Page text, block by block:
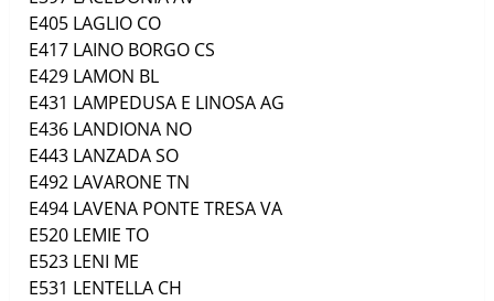
E405 LAGLIO CO
E417 LAINO BORGO CS
E429 LAMON BL
E431 LAMPEDUSA E LINOSAAG
E436 LANDIONA NO
E443 LANZADASO
E492 LAVARONE TN
E494 LAVENA PONTE TRESAVA
E520 LEMIE TO
E523 LENI ME
E531 LENTELLA CH